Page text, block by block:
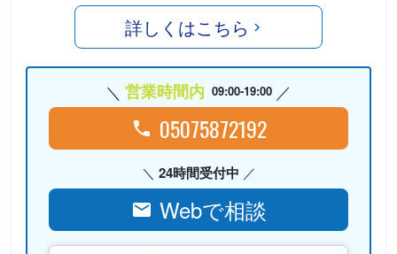
詳しくはこちら
営業時間内 09:00-19:00
05075872192
24時間受付中
Webで相談